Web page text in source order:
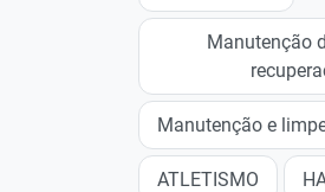
Manutenção
Manutenção e
ATLETISMO